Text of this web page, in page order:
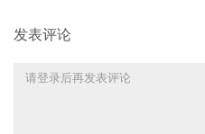
Facebook 数据泄露事件有关，但
发表评论